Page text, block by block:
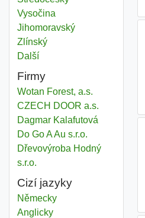
Dřevem
Vysočina
Dřevem
JihomoravskýKraj
Dřevem
ZlínskýKraj
Dalšíkraj
Firmy
Wotan Forest, a.s.
CZECH DOOR a.s.
Dagmar Kalafutová
Do Go A Au s.r.o.
Dřevovýroba Hodný
s.r.o.
Cizí jazyky
Německy
Anglicky